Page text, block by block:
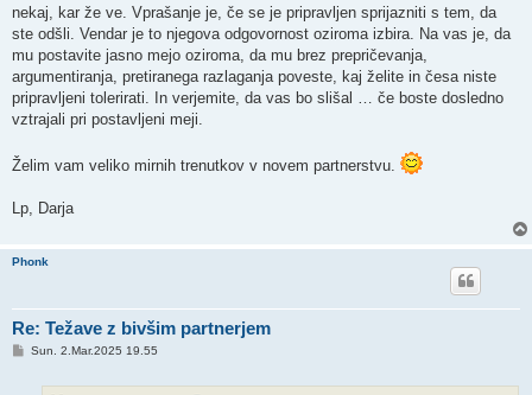
nekaj, kar že ve. Vprašanje je, če se je pripravljen sprijazniti s tem, da
ste odšli. Vendar je to njegova odgovornost oziroma izbira. Na vas je, da
mu postavite jasno mejo oziroma, da mu brez prepričevanja,
argumentiranja, pretiranega razlaganja poveste, kaj želite in česa niste
pripravljeni tolerirati. In verjemite, da vas bo slišal … če boste dosledno
vztrajali pri postavljeni meji.
Želim vam veliko mirnih trenutkov v novem partnerstvu.
Lp, Darja
Phonk
Re: Težave z bivšim partnerjem
PSun. 2.Mar.2025 19.55